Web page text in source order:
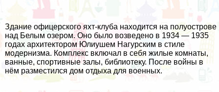
Здание офицерского яхт-клуба находится на полуострове
над Белым озером. Оно было возведено в 1934 — 1935
годах архитектором Юлиушем Нагурским в стиле
модернизма. Комплекс включал в себя жилые комнаты,
ванные, спортивные залы, библиотеку. После войны в
нём разместился дом отдыха для военных.